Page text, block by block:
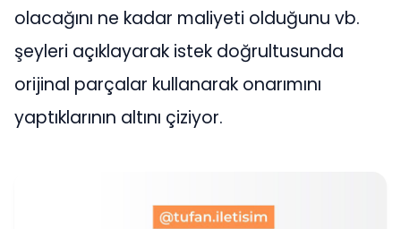
olacağını ne kadar maliyeti olduğunu vb.
şeyleri açıklayarak istek doğrultusunda
orijinal parçalar kullanarak onarımını
yaptıklarının altını çiziyor.